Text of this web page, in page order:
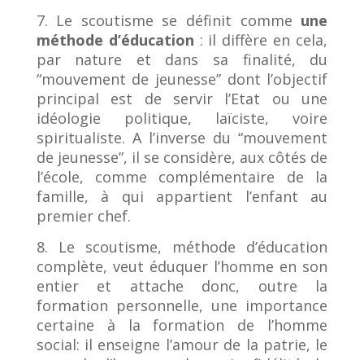
7. Le scoutisme se définit comme une
méthode d’éducation : il diffère en cela,
par nature et dans sa finalité, du
“mouvement de jeunesse” dont l’objectif
principal est de servir l’Etat ou une
idéologie politique, laïciste, voire
spiritualiste. A l’inverse du “mouvement
de jeunesse”, il se considère, aux côtés de
l’école, comme complémentaire de la
famille, à qui appartient l’enfant au
premier chef.
8. Le scoutisme, méthode d’éducation
complète, veut éduquer l’homme en son
entier et attache donc, outre la
formation personnelle, une importance
certaine à la formation de l’homme
social: il enseigne l’amour de la patrie, le